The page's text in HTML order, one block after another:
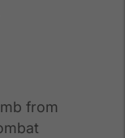
from